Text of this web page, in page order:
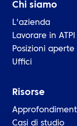
Chi siamo
L'azienda
Lavorare in ATPI
Posizioni aperte
Uffici
Risorse
Casi di studio